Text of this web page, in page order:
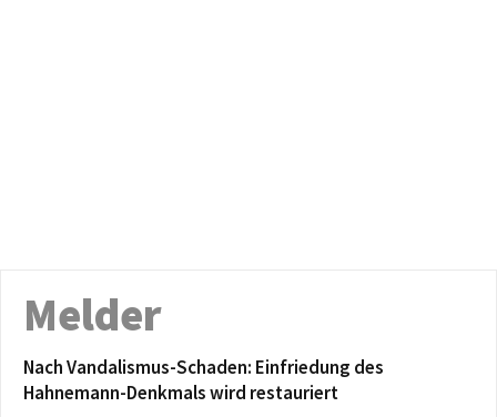
Melder
Nach Vandalismus-Schaden: Einfriedung des
Hahnemann-Denkmals wird restauriert